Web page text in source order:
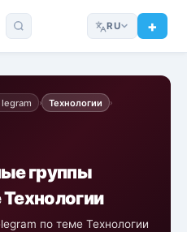
RU
› Технологии ›
группы
по теме Технологии